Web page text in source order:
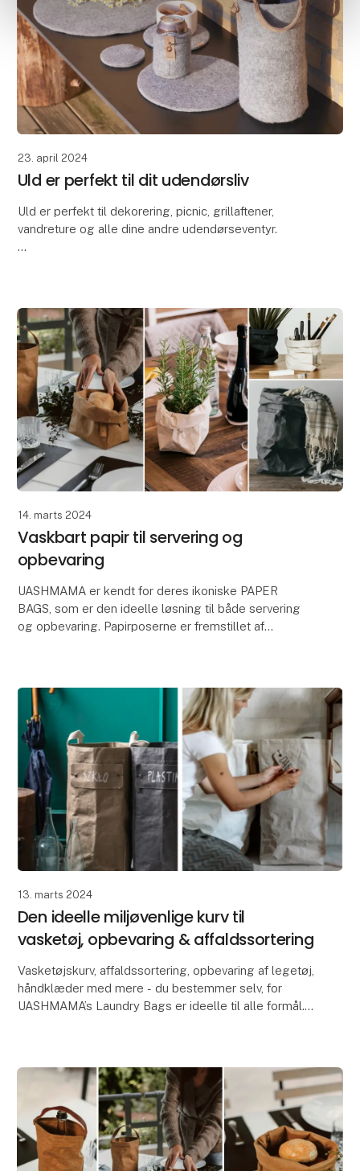
23. april 2024
Uld er perfekt til dit udendørsliv
Uld er perfekt til dekorering, picnic, grillaftener,
vandreture og alle dine andre udendørseventyr.
14. marts 2024
Vaskbart papir til servering og
opbevaring
UASHMAMA er kendt for deres ikoniske PAPER
BAGS, som er den ideelle løsning til både servering
og opbevaring. Papirposerne er fremstillet af
13. marts 2024
Den ideelle miljøvenlige kurv til
vasketøj, opbevaring & affaldssortering
Vasketøjskurv, affaldssortering, opbevaring af legetøj,
håndklæder med mere - du bestemmer selv, for
UASHMAMA’s Laundry Bags er ideelle til alle formål.